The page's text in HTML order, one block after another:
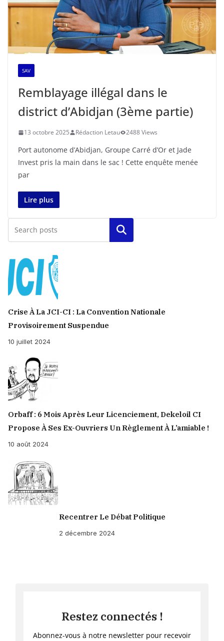
SAV
Remblayage illégal dans le
district d’Abidjan (3ème partie)
13 octobre 2025 Rédaction Letau 2488 Views
Port autonome d’Abidjan, Groupe Carré d’Or et Jade
Invest pris la main dans le sac ! Cette enquête menée
par
Lire plus
Rechercher
Crise À La JCI-CI : La Convention Nationale
Provisoirement Suspendue
10 juillet 2024
Orbaff : 6 Mois Après Leur Licenciement, Dekeloil CI
Propose À Ses Ex-Ouvriers Un Règlement À L’amiable !
10 août 2024
Recentrer Le Débat Politique
2 décembre 2024
Restez connectés !
Abonnez-vous à notre newsletter pour recevoir